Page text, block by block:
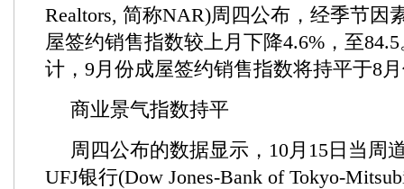
Realtors, 简称NAR)周四公布，经季节因
屋签约销售指数较上月下降4.6%，至
计，9月份成屋签约销售指数将持平于8
商业景气指数持平
周四公布的数据显示，10月15日当周
UFJ银行(Dow Jones-Bank of Tokyo-